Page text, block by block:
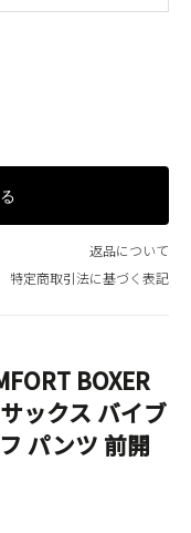
返品について
特定商取引法に基づく表記
BOXER
ックス バイブ
パンツ 前開